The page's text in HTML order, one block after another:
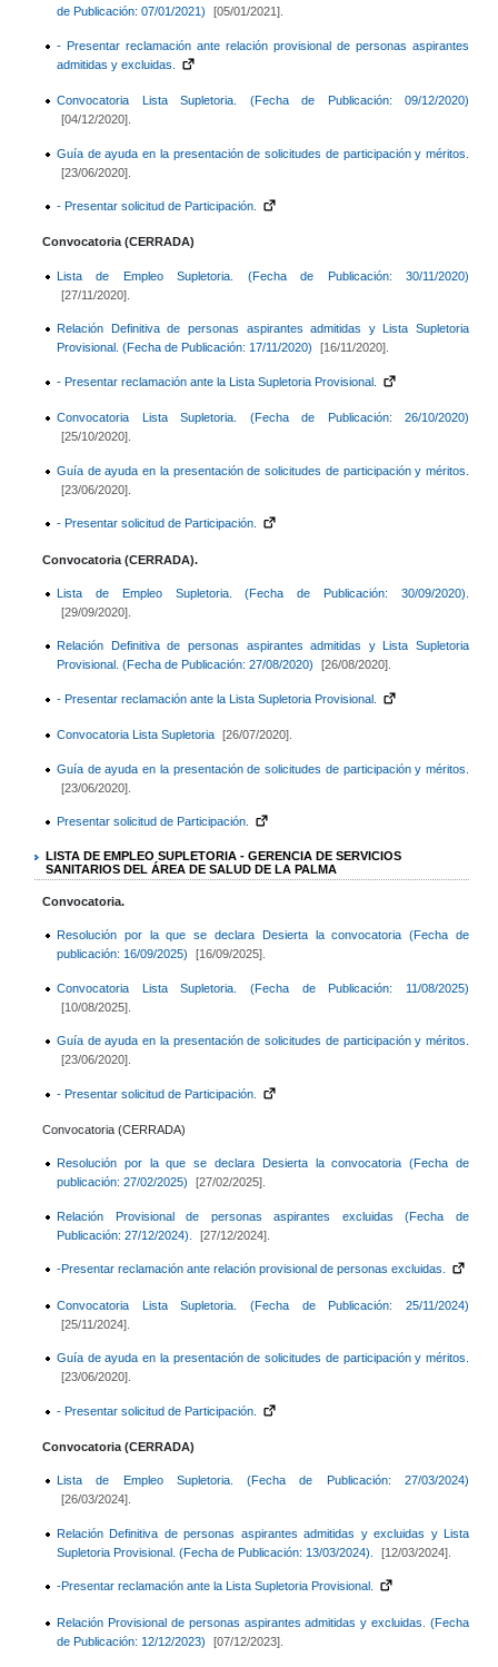
de Publicación: 07/01/2021) [05/01/2021].
- Presentar reclamación ante relación provisional de personas aspirantes
admitidas y excluidas.
Convocatoria Lista Supletoria. (Fecha de Publicación: 09/12/2020)
[04/12/2020].
Guía de ayuda en la presentación de solicitudes de participación y méritos.
[23/06/2020].
- Presentar solicitud de Participación.
Convocatoria (CERRADA)
Lista de Empleo Supletoria. (Fecha de Publicación: 30/11/2020)
[27/11/2020].
Relación Definitiva de personas aspirantes admitidas y Lista Supletoria
Provisional. (Fecha de Publicación: 17/11/2020)
[16/11/2020].
- Presentar reclamación ante la Lista Supletoria Provisional.
Convocatoria Lista Supletoria. (Fecha de Publicación: 26/10/2020)
[25/10/2020].
Guía de ayuda en la presentación de solicitudes de participación y méritos.
[23/06/2020].
- Presentar solicitud de Participación.
Convocatoria (CERRADA).
Lista de Empleo Supletoria. (Fecha de Publicación: 30/09/2020).
[29/09/2020].
Relación Definitiva de personas aspirantes admitidas y Lista Supletoria
Provisional. (Fecha de Publicación: 27/08/2020)
[26/08/2020].
- Presentar reclamación ante la Lista Supletoria Provisional.
Convocatoria Lista Supletoria [26/07/2020].
Guía de ayuda en la presentación de solicitudes de participación y méritos.
[23/06/2020].
Presentar solicitud de Participación.
LISTA DE EMPLEO SUPLETORIA - GERENCIA DE SERVICIOS
SANITARIOS DEL ÁREA DE SALUD DE LA PALMA
Convocatoria.
Resolución por la que se declara Desierta la convocatoria (Fecha de
publicación: 16/09/2025)
[16/09/2025].
Convocatoria Lista Supletoria. (Fecha de Publicación: 11/08/2025)
[10/08/2025].
Guía de ayuda en la presentación de solicitudes de participación y méritos.
[23/06/2020].
- Presentar solicitud de Participación.
Convocatoria (CERRADA)
Resolución por la que se declara Desierta la convocatoria (Fecha de
publicación: 27/02/2025)
[27/02/2025].
Relación Provisional de personas aspirantes excluidas (Fecha de
Publicación: 27/12/2024).
[27/12/2024].
-Presentar reclamación ante relación provisional de personas excluidas.
Convocatoria Lista Supletoria. (Fecha de Publicación: 25/11/2024)
[25/11/2024].
Guía de ayuda en la presentación de solicitudes de participación y méritos.
[23/06/2020].
- Presentar solicitud de Participación.
Convocatoria (CERRADA)
Lista de Empleo Supletoria. (Fecha de Publicación: 27/03/2024)
[26/03/2024].
Relación Definitiva de personas aspirantes admitidas y excluidas y Lista
Supletoria Provisional. (Fecha de Publicación: 13/03/2024).
[12/03/2024].
-Presentar reclamación ante la Lista Supletoria Provisional.
Relación Provisional de personas aspirantes admitidas y excluidas. (Fecha
de Publicación: 12/12/2023)
[07/12/2023].